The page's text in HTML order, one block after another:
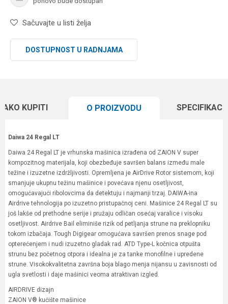
Sačuvajte u listi želja
DOSTUPNOST U RADNJAMA
KUPITI O PROIZVODU
Daiwa 24 Regal LT
Daiwa 24 Regal LT je vrhunska mašinica izrađena od ZAION V super
kompozitnog materijala, koji obezbeđuje savršen balans između male
težine i izuzetne izdržljivosti. Opremljena je AirDrive Rotor sistemom, koji
smanjuje ukupnu težinu mašinice i povećava njenu osetljivost,
omogućavajući ribolovcima da detektuju i najmanji trzaj. DAIWA-ina
Airdrive tehnologija po izuzetno pristupačnoj ceni. Mašinice 24 Regal LT su
još lakše od prethodne serije i pružaju odličan osećaj varalice i visoku
osetljivost. Airdrive Bail eliminiše rizik od petljanja strune na preklopniku
tokom izbačaja. Tough Digigear omogućava savršen prenos snage pod
opterećenjem i nudi izuzetno gladak rad. ATD Type-L kočnica otpušta
strunu bez početnog otpora i idealna je za tanke monofilne i upredene
strune. Visokokvalitetna završna boja blago menja nijansu u zavisnosti od
ugla svetlosti i daje mašinici veoma atraktivan izgled.
AIRDRIVE dizajn
ZAION V® kućište mašinice